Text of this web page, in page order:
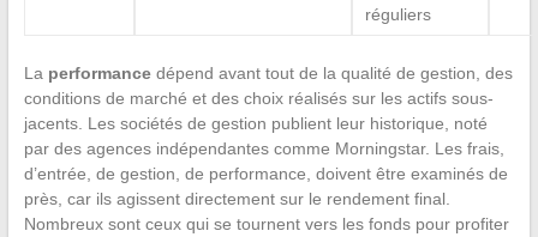
réguliers
La performancedépend avant tout de la qualité de gestion, des
conditions de marché et des choix réalisés sur les actifs sous-
jacents. Les sociétés de gestion publient leur historique, noté
par des agences indépendantes comme Morningstar. Les frais,
d’entrée, de gestion, de performance, doivent être examinés de
près, car ils agissent directement sur le rendement final.
Nombreux sont ceux qui se tournent vers les fonds pour profiter